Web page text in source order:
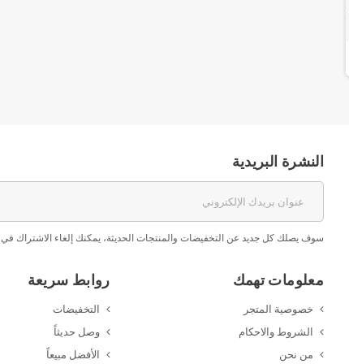
النشرة البريدية
سوف يصلك كل جديد عن التخفيضات والمنتجات الحديثة، يمكنك إلغاء الاشتراك
معلومات تهمك
خصوصية المتجر
الشروط والاحكام
من نحن
روابط سريعة
التخفيضات
وصل حديثاً
الأفضل مبيعاً